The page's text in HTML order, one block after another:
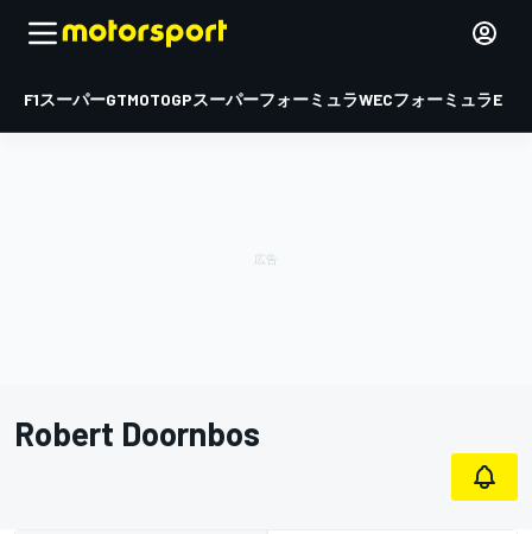
F1スーパーGTMOTOGPスーパーフォーミュラWECフォーミュラE
Robert Doornbos